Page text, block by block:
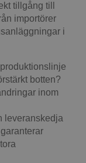
tillgång till
importörer
i
botten?
inom
leveranskedja